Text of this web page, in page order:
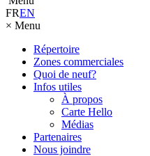
FREN
× Menu
Répertoire
Zones commerciales
Quoi de neuf?
Infos utiles
À propos
Carte Hello
Médias
Partenaires
Nous joindre